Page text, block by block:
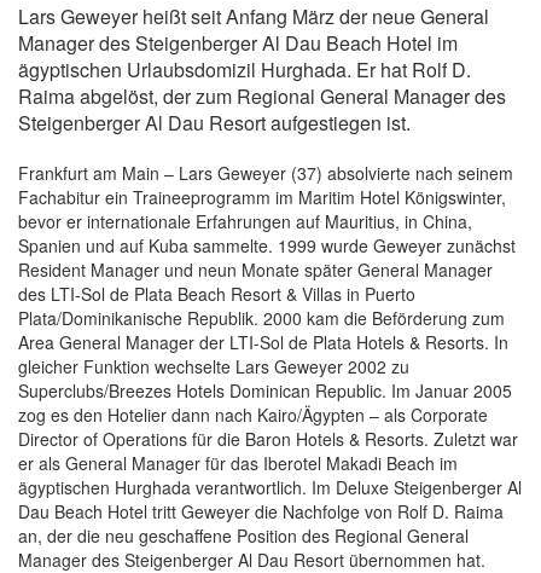
Lars Geweyer heißt seit Anfang März der neue General
Manager des Steigenberger Al Dau Beach Hotel im
ägyptischen Urlaubsdomizil Hurghada. Er hat Rolf D.
Raima abgelöst, der zum Regional General Manager des
Steigenberger Al Dau Resort aufgestiegen ist.
Frankfurt am Main – Lars Geweyer (37) absolvierte nach seinem
Fachabitur ein Traineeprogramm im Maritim Hotel Königswinter,
bevor er internationale Erfahrungen auf Mauritius, in China,
Spanien und auf Kuba sammelte. 1999 wurde Geweyer zunächst
Resident Manager und neun Monate später General Manager
des LTI-Sol de Plata Beach Resort & Villas in Puerto
Plata/Dominikanische Republik. 2000 kam die Beförderung zum
Area General Manager der LTI-Sol de Plata Hotels & Resorts. In
gleicher Funktion wechselte Lars Geweyer 2002 zu
Superclubs/Breezes Hotels Dominican Republic. Im Januar 2005
zog es den Hotelier dann nach Kairo/Ägypten – als Corporate
Director of Operations für die Baron Hotels & Resorts. Zuletzt war
er als General Manager für das Iberotel Makadi Beach im
ägyptischen Hurghada verantwortlich. Im Deluxe Steigenberger Al
Dau Beach Hotel tritt Geweyer die Nachfolge von Rolf D. Raima
an, der die neu geschaffene Position des Regional General
Manager des Steigenberger Al Dau Resort übernommen hat.